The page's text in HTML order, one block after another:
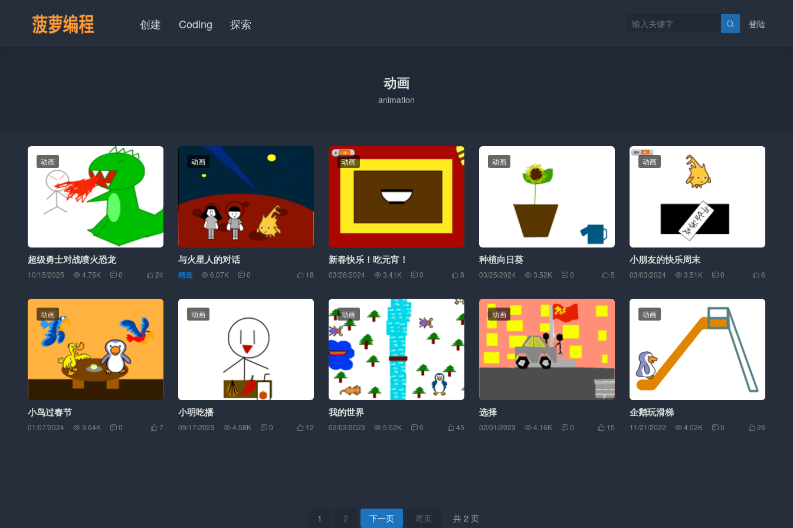
创建 Coding 探索 登陆

动画
animation
超级勇士对战喷火恐龙
动画
 24
10/15/2025  4.75K  0
与火星人的对话
动画
 18
精选  6.07K  0
新春快乐！吃元宵！
动画
 8
03/26/2024  3.41K  0
种植向日葵
动画
 5
03/25/2024  3.52K  0
小朋友的快乐周末
动画
 6
03/03/2024  3.51K  0
小鸟过春节
动画
 7
01/07/2024  3.64K  0
小明吃播
动画
 12
09/17/2023  4.58K  0
我的世界
动画
 45
02/03/2023  5.52K  0
选择
动画
 15
02/01/2023  4.16K  0
企鹅玩滑梯
动画
 26
11/21/2022  4.02K  0
1 2 下一页 尾页 共 2 页